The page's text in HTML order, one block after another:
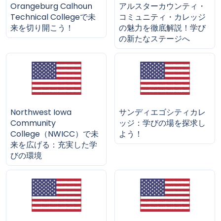
Orangeburg Calhoun
Technical Collegeで未
来を切り開こう！
アルスターカウンティ・
コミュニティ・カレッジ
の魅力を徹底解説！学び
の新たなステージへ
Northwest Iowa
Community
College（NWICC）で未
来を広げる：充実した学
びの環境
サンディエゴシティカレ
ッジ：学びの場を探求し
よう！